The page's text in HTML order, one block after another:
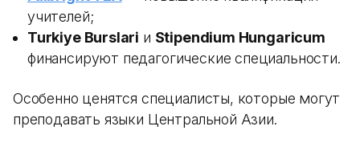
учителей;
Turkiye Burslari и Stipendium Hungaricum
финансируют педагогические специальности.
Особенно ценятся специалисты, которые могут
преподавать языки Центральной Азии.